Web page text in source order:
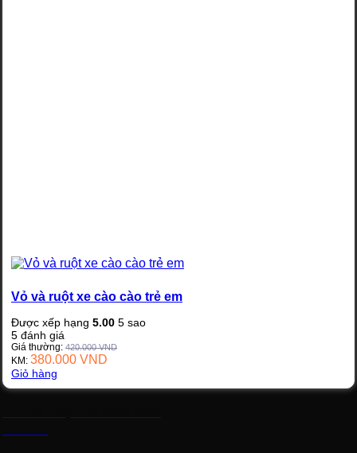
Vỏ và ruột xe cào cào trẻ em
Được xếp hạng 5.00 5 sao
5 đánh giá
Giá thường: 420.000VND
KM: 380.000 VND
Giỏ hàng